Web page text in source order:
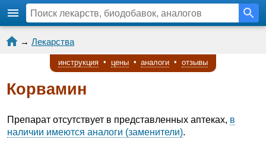
→ Лекарства
инструкция • цены • аналоги • отзывы
Корвамин
Препарат отсутствует в представленных аптеках, в
наличии имеются аналоги (заменители).